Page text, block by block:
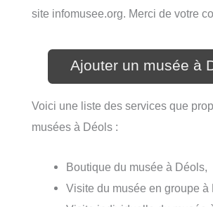
site infomusee.org. Merci de votre
Ajouter un musée à
Voici une liste des services que
musées à Déols :
Boutique du musée à Déols,
Visite du musée en groupe à